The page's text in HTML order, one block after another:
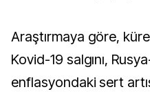
Araştırmaya göre,
Kovid-19 salgını,
enflasyondaki sert